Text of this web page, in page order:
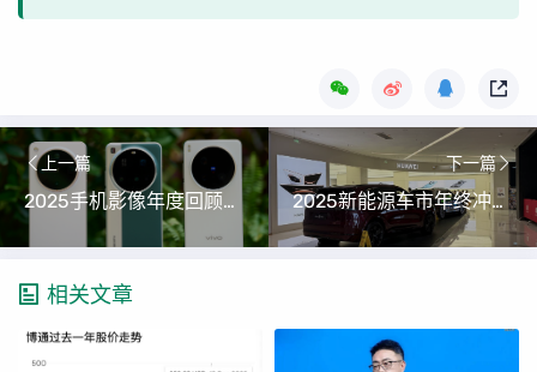
上一篇
2025手机影像年度回顾：从堆料到算法，手机摄影迎来新拐点
下一篇
2025新能源车市年终冲刺：购置税新政倒计时下的车企与消费者
相关文章